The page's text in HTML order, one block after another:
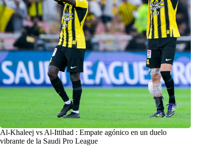
Al-Khaleej vs Al-Ittihad : Empate agónico en un duelo
vibrante de la Saudi Pro League